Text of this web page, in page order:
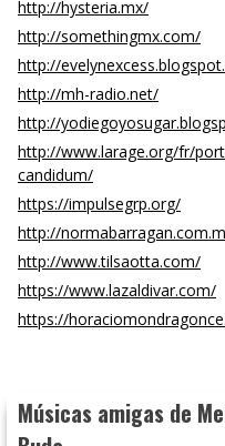
http://hysteria.mx/
http://somethingmx.com/
http://
http://mh-radio.net/
http://
http://www.larage.org/fr/
candidum/
https://impulsegrp.org/
http://
http://www.tilsaotta.com/
https://www.lazaldivar.com/
https://
Músicas amigas de